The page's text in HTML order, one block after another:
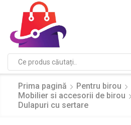
input
Prima pagină
Pentru birou
Mobilier si accesorii de birou
Dulapuri cu sertare